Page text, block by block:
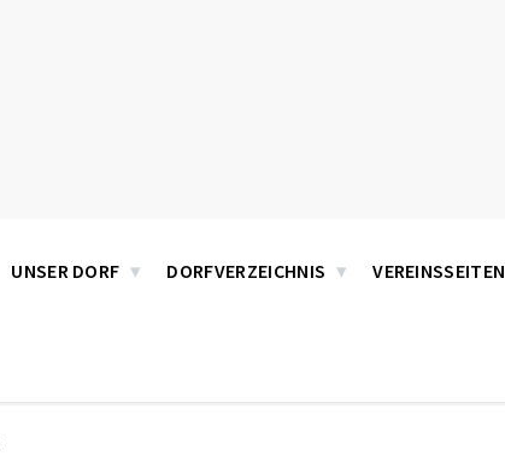
UNSER DORF DORFVERZEICHNIS VEREINSSEITEN